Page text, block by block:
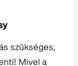
szükséges,
Mivel a